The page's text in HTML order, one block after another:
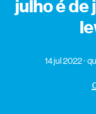
julho é de
14 jul 2022